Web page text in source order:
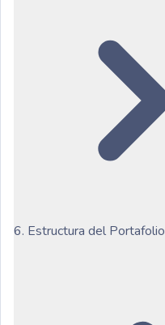
6. Estructura del